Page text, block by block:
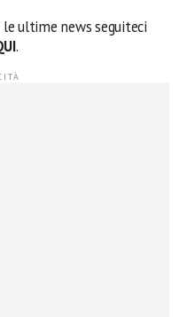
ultime news seguiteci
.